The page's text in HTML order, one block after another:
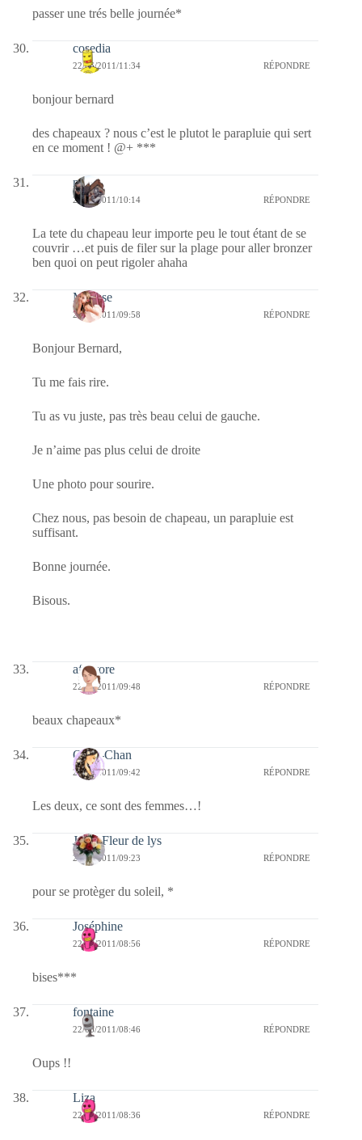
passer une trés belle journée*
cosedia
22/06/2011/11:34 RÉPONDRE
bonjour bernard
des chapeaux ? nous c’est le plutot le parapluie qui sert
en ce moment ! @+ ***
noel
22/06/2011/10:14 RÉPONDRE
La tete du chapeau leur importe peu le tout étant de se
couvrir …et puis de filer sur la plage pour aller bronzer
ben quoi on peut rigoler ahaha
Mousse
22/06/2011/09:58 RÉPONDRE
Bonjour Bernard,
Tu me fais rire.
Tu as vu juste, pas très beau celui de gauche.
Je n’aime pas plus celui de droite
Une photo pour sourire.
Chez nous, pas besoin de chapeau, un parapluie est
suffisant.
Bonne journée.
Bisous.
afaurore
22/06/2011/09:48 RÉPONDRE
beaux chapeaux*
Onee-Chan
22/06/2011/09:42 RÉPONDRE
Les deux, ce sont des femmes…!
Jaffy-Fleur de lys
22/06/2011/09:23 RÉPONDRE
pour se protèger du soleil, *
Joséphine
22/06/2011/08:56 RÉPONDRE
bises***
fontaine
22/06/2011/08:46 RÉPONDRE
Oups !!
Liza
22/06/2011/08:36 RÉPONDRE